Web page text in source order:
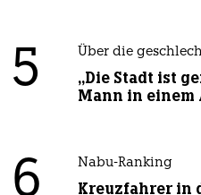
5 Über die
„Die Stadt ist
Mann in einem
6 Nabu-Ranking
Kreuzfahrer in